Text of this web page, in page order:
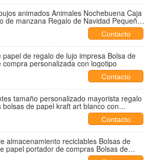
animados Animales Nochebuena Caja
de manzana Regalo de Navidad Pequeño
Bolsa de embalaje
Contacto
papel de regalo de lujo impresa Bolsa de
compra personalizada con logotipo
Contacto
tamaño personalizado mayorista regalo
bolsas de papel kraft art blanco con
Contacto
almacenamiento reciclables Bolsas de
papel portador de compras Bolsas de